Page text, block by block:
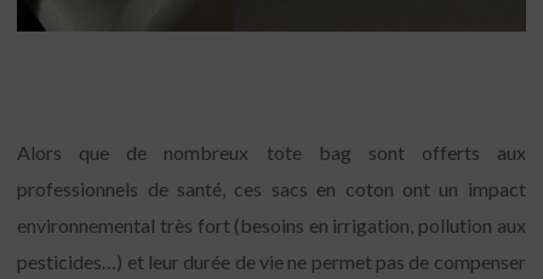
Alors que de nombreux tote bag sont offerts aux
professionnels de santé, ces sacs en coton ont un impact
environnemental très fort (besoins en irrigation, pollution aux
pesticides…) et leur durée de vie ne permet pas de compenser